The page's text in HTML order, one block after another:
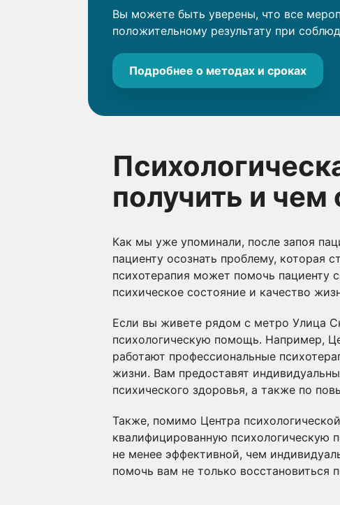
Вы можете быть уверены, что все
положительному результату при
Подробнее о методах и сроках
получить и
Как мы уже упоминали, после запоя
пациенту осознать проблему, которая
психотерапия может помочь пациенту
психическое состояние и качество
Если вы живете рядом с метро Улица
психологическую помощь. Например,
работают профессиональные
жизни. Вам предоставят
психического здоровья, а также по
Также, помимо Центра
квалифицированную психологическую
не менее эффективной, чем
помочь вам не только восстановиться